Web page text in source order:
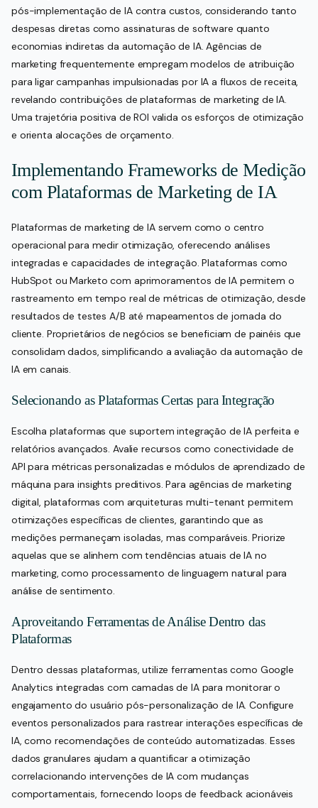
pós-implementação de IA contra custos, considerando tanto
despesas diretas como assinaturas de software quanto
economias indiretas da automação de IA. Agências de
marketing frequentemente empregam modelos de atribuição
para ligar campanhas impulsionadas por IA a fluxos de receita,
revelando contribuições de plataformas de marketing de IA.
Uma trajetória positiva de ROI valida os esforços de otimização
e orienta alocações de orçamento.
Implementando Frameworks de Medição
com Plataformas de Marketing de IA
Plataformas de marketing de IA servem como o centro
operacional para medir otimização, oferecendo análises
integradas e capacidades de integração. Plataformas como
HubSpot ou Marketo com aprimoramentos de IA permitem o
rastreamento em tempo real de métricas de otimização, desde
resultados de testes A/B até mapeamentos de jornada do
cliente. Proprietários de negócios se beneficiam de painéis que
consolidam dados, simplificando a avaliação da automação de
IA em canais.
Selecionando as Plataformas Certas para Integração
Escolha plataformas que suportem integração de IA perfeita e
relatórios avançados. Avalie recursos como conectividade de
API para métricas personalizadas e módulos de aprendizado de
máquina para insights preditivos. Para agências de marketing
digital, plataformas com arquiteturas multi-tenant permitem
otimizações específicas de clientes, garantindo que as
medições permaneçam isoladas, mas comparáveis. Priorize
aquelas que se alinhem com tendências atuais de IA no
marketing, como processamento de linguagem natural para
análise de sentimento.
Aproveitando Ferramentas de Análise Dentro das
Plataformas
Dentro dessas plataformas, utilize ferramentas como Google
Analytics integradas com camadas de IA para monitorar o
engajamento do usuário pós-personalização de IA. Configure
eventos personalizados para rastrear interações específicas de
IA, como recomendações de conteúdo automatizadas. Esses
dados granulares ajudam a quantificar a otimização
correlacionando intervenções de IA com mudanças
comportamentais, fornecendo loops de feedback acionáveis